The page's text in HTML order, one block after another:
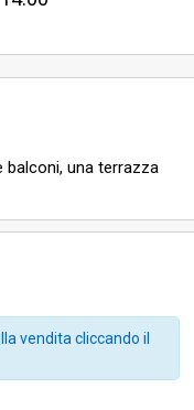
balconi, una terrazza
vendita cliccando il